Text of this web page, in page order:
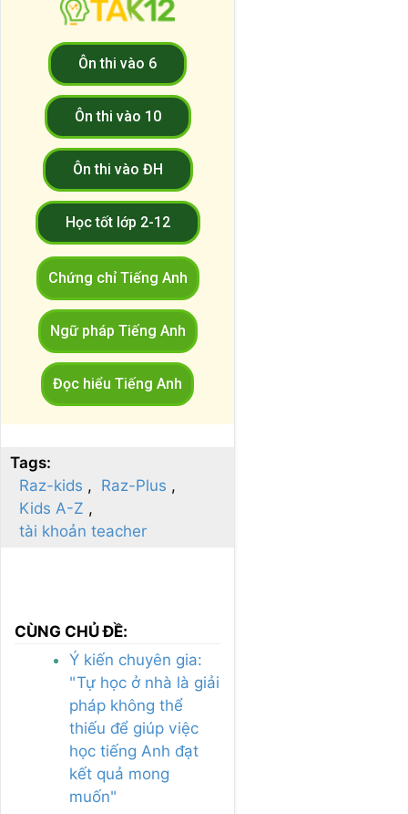
Ôn thi vào 6
Ôn thi vào 10
Ôn thi vào ĐH
Học tốt lớp 2-12
Chứng chỉ Tiếng Anh
Ngữ pháp Tiếng Anh
Đọc hiểu Tiếng Anh
Tags:
Raz-kids
Raz-Plus
Kids A-Z
tài khoản teacher
CÙNG CHỦ ĐỀ:
Ý kiến chuyên gia:
"Tự học ở nhà là giải
pháp không thể
thiếu để giúp việc
học tiếng Anh đạt
kết quả mong
muốn"